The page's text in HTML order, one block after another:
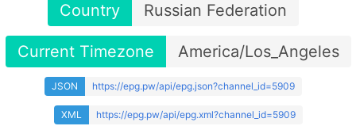
Country Russian Federation
Current Timezone America/Los_Angeles
JSON https://epg.pw/api/epg.json?channel_id=5909
XML https://epg.pw/api/epg.xml?channel_id=5909